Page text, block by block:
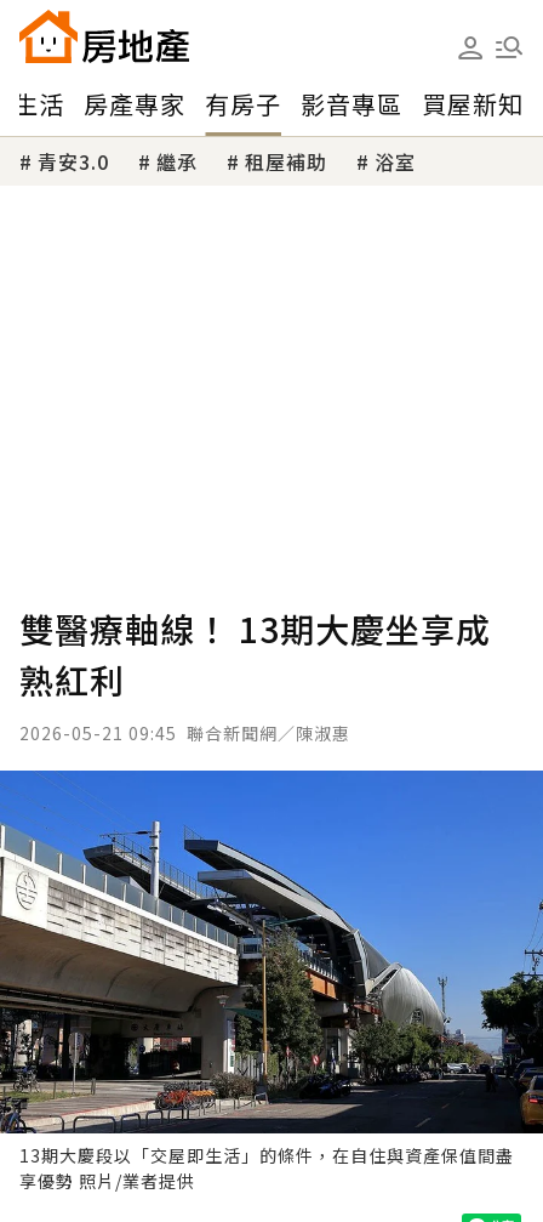
生活 房產專家 有房子 影音專區 買屋新知
青安3.0 繼承 租屋補助 浴室
雙醫療軸線！ 13期大慶坐享成
熟紅利
2026-05-21 09:45 聯合新聞網／陳淑惠
13期大慶段以「交屋即生活」的條件，在自住與資產保值間盡
享優勢 照片/業者提供